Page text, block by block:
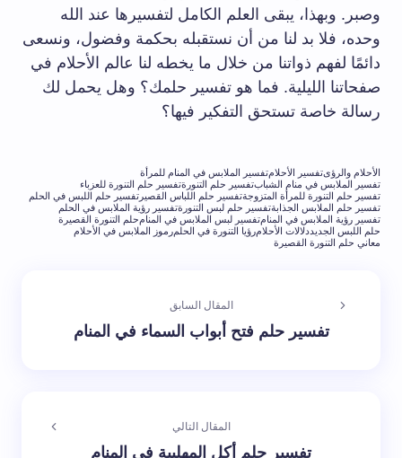
وصبر. وبهذا، يبقى العلم الكامل لتفسيرها عند الله
وحده، فلا بد لنا من أن نستقبله بحكمة وفضول، ونسعى
دائمًا لفهم ذواتنا من خلال ما يخطه لنا عالم الأحلام في
صفحاتنا الليلية. فما هو تفسير حلمك؟ وهل يحمل لك
رسالة خاصة تستحق التفكير فيها؟
الأحلام والرؤىتفسير الأحلامتفسير الملابس في المنام للمرأة
تفسير الملابس في منام الشبابتفسير حلم التنورةتفسير حلم التنورة للعزباء
تفسير حلم التنورة للمرأة المتزوجةتفسير حلم اللباس القصير تفسير حلم اللبس في الحلم
تفسير حلم الملابس الجذابةتفسير حلم لبس التنورةتفسير رؤية الملابس في الحلم
تفسير رؤية الملابس في المنامتفسير لبس الملابس في المنامحلم التنورة القصيرة
حلم اللبس الجديددلالات الأحلامرؤيا التنورة في الحلمرموز الملابس في الأحلام
معاني حلم التنورة القصيرة
المقال السابق
تفسير حلم فتح أبواب السماء في المنام
المقال التالي
تفسير حلم أكل المهلبية في المنام